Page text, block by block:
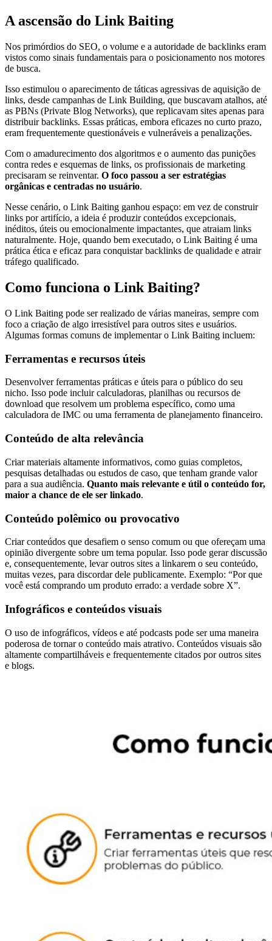
A ascensão do Link Baiting
Nos primórdios do SEO, o volume e a autoridade de backlinks eram
vistos como sinais fundamentais para o posicionamento nos motores
de busca.
Isso estimulou o aparecimento de táticas agressivas de aquisição de
links, desde campanhas de Link Building, que buscavam atalhos, até
as PBNs (Private Blog Networks), que replicavam sites apenas para
distribuir backlinks. Essas práticas, embora eficazes no curto prazo,
eram frequentemente questionáveis e vulneráveis a penalizações.
Com o amadurecimento dos algoritmos e o aumento das punições
contra redes e esquemas de links, os profissionais de marketing
precisaram se reinventar. O foco passou a ser estratégias
orgânicas e centradas no usuário.
Nesse cenário, o Link Baiting ganhou espaço: em vez de construir
links por artifício, a ideia é produzir conteúdos excepcionais,
inéditos, úteis ou emocionalmente impactantes, que atraiam links
naturalmente. Hoje, quando bem executado, o Link Baiting é uma
prática ética e eficaz para conquistar backlinks de qualidade e atrair
tráfego qualificado.
Como funciona o Link Baiting?
O Link Baiting pode ser realizado de várias maneiras, sempre com
foco a criação de algo irresistível para outros sites e usuários.
Algumas formas comuns de implementar o Link Baiting incluem:
Ferramentas e recursos úteis
Desenvolver ferramentas práticas e úteis para o público do seu
nicho. Isso pode incluir calculadoras, planilhas ou recursos de
download que resolvem um problema específico, como uma
calculadora de IMC ou uma ferramenta de planejamento financeiro.
Conteúdo de alta relevância
Criar materiais altamente informativos, como guias completos,
pesquisas detalhadas ou estudos de caso, que tenham grande valor
para a sua audiência. Quanto mais relevante e útil o conteúdo for,
maior a chance de ele ser linkado.
Conteúdo polêmico ou provocativo
Criar conteúdos que desafiem o senso comum ou que ofereçam uma
opinião divergente sobre um tema popular. Isso pode gerar discussão
e, consequentemente, levar outros sites a linkarem o seu conteúdo,
muitas vezes, para discordar dele publicamente. Exemplo: “Por que
você está comprando um produto errado: a verdade sobre X”.
Infográficos e conteúdos visuais
O uso de infográficos, vídeos e até podcasts pode ser uma maneira
poderosa de tornar o conteúdo mais atrativo. Conteúdos visuais são
altamente compartilháveis e frequentemente citados por outros sites
e blogs.